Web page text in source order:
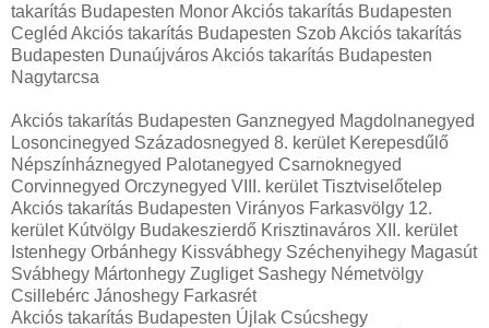
takarítás Budapesten Monor Akciós takarítás Budapesten
Cegléd Akciós takarítás Budapesten Szob Akciós takarítás
Budapesten Dunaújváros Akciós takarítás Budapesten
Nagytarcsa
Akciós takarítás Budapesten Ganznegyed Magdolnanegyed
Losoncinegyed Századosnegyed 8. kerület Kerepesdűlő
Népszínháznegyed Palotanegyed Csarnoknegyed
Corvinnegyed Orczynegyed VIII. kerület Tisztviselőtelep
Akciós takarítás Budapesten Virányos Farkasvölgy 12.
kerület Kútvölgy Budakeszierdő Krisztinaváros XII. kerület
Istenhegy Orbánhegy Kissvábhegy Széchenyihegy Magasút
Svábhegy Mártonhegy Zugliget Sashegy Németvölgy
Csillebérc Jánoshegy Farkasrét
Akciós takarítás Budapesten Újlak Csúcshegy